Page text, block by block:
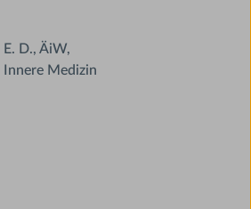
E. D., ÄiW,
Innere Medizin